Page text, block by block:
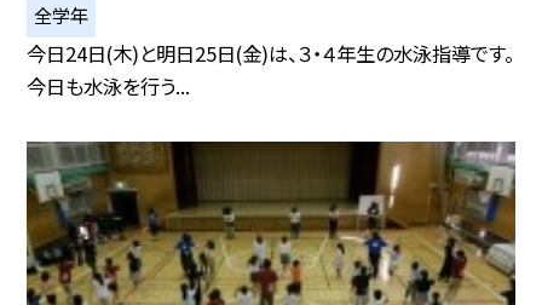
全学年
今日24日(木)と明日25日(金)は、３・４年生の水泳指導です。
今日も水泳を行う...